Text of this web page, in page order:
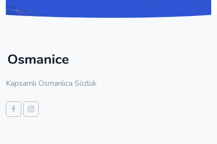
Kapsamlı Osmanlıca Sözlük